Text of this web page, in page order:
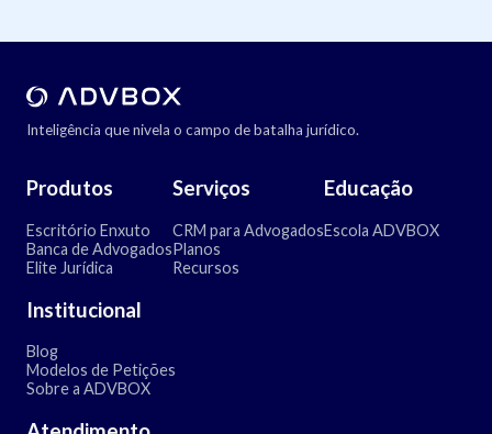
Inteligência que nivela o campo de batalha jurídico.
Produtos
Escritório Enxuto
Banca de Advogados
Elite Jurídica
Serviços
CRM para Advogados
Planos
Recursos
Educação
Escola ADVBOX
Institucional
Blog
Modelos de Petições
Sobre a ADVBOX